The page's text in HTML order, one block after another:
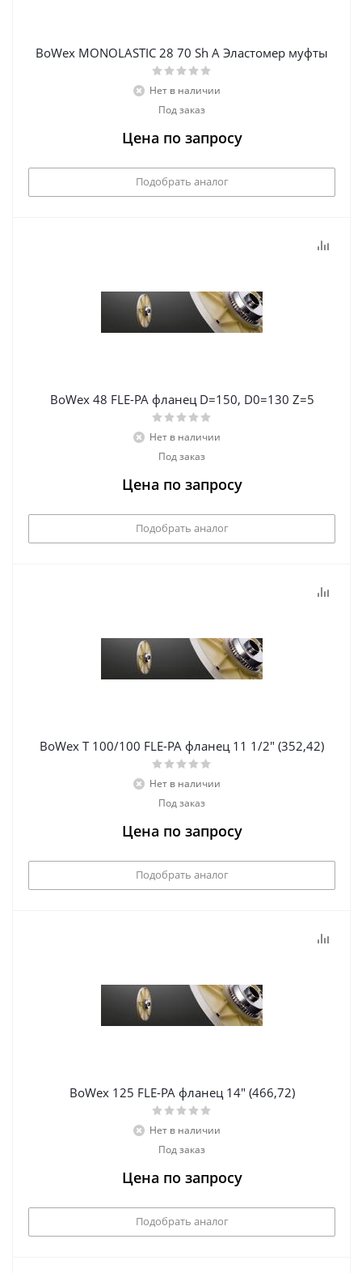
BoWex MONOLASTIC 28 70 Sh А Эластомер муфты
Нет в наличии
Под заказ
Цена по запросу
Подобрать аналог
BoWex 48 FLE-PA фланец D=150, D0=130 Z=5
Нет в наличии
Под заказ
Цена по запросу
Подобрать аналог
BoWex T 100/100 FLE-PA фланец 11 1/2" (352,42)
Нет в наличии
Под заказ
Цена по запросу
Подобрать аналог
BoWex 125 FLE-PA фланец 14" (466,72)
Нет в наличии
Под заказ
Цена по запросу
Подобрать аналог